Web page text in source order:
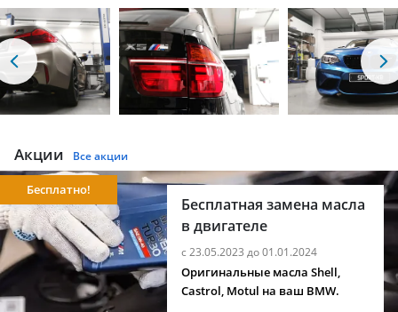
Акции Все акции
Бесплатная замена масла
в двигателе
с 23.05.2023 до 01.01.2024
Бесплатно!
Оригинальные масла Shell,
Castrol, Motul на ваш BMW.